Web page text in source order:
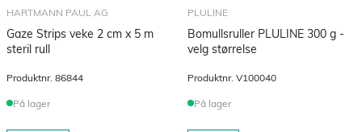
HARTMANN PAUL AG
Gaze Strips veke 2 cm x 5 m
steril rull
Produktnr. 86844
På lager
PLULINE
Bomullsruller PLULINE 300 g -
velg størrelse
Produktnr. V100040
På lager